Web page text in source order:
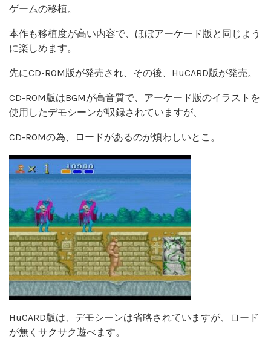
ゲームの移植。
本作も移植度が高い内容で、ほぼアーケード版と同じよう
に楽しめます。
先にCD-ROM版が発売され、その後、HuCARD版が発売。
CD-ROM版はBGMが高音質で、アーケード版のイラストを
使用したデモシーンが収録されていますが、
CD-ROMの為、ロードがあるのが煩わしいとこ。
HuCARD版は、デモシーンは省略されていますが、ロード
が無くサクサク遊べます。